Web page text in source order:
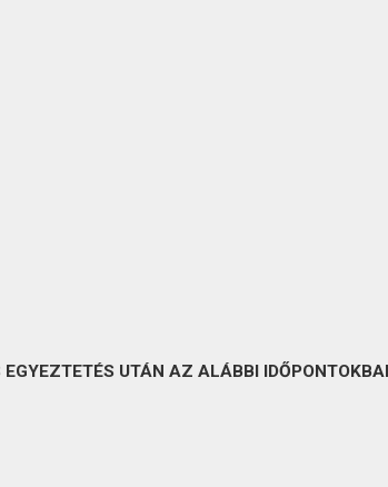
UTÁN AZ ALÁBBI